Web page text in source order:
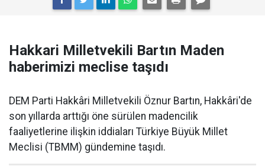
Hakkari Milletvekili Bartın Maden
haberimizi meclise taşıdı
DEM Parti Hakkâri Milletvekili Öznur Bartın, Hakkâri'de
son yıllarda arttığı öne sürülen madencilik
faaliyetlerine ilişkin iddiaları Türkiye Büyük Millet
Meclisi (TBMM) gündemine taşıdı.